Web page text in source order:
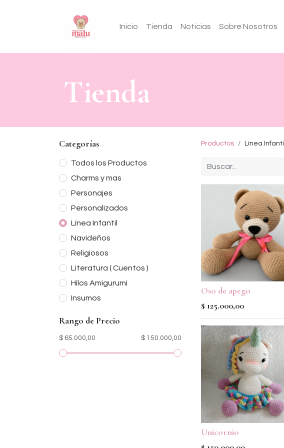
Inicio Tienda Noticias Sobre Nosotros
Tien​da
Categorías
Todos los Productos
Charms y mas
Personajes
Personalizados
Línea Infantil
Navideños
Religiosos
Literatura ( Cuentos )
Hilos Amigurumi
Insumos
Rango de Precio
$ 65.000,00 $ 150.000,00
Productos Línea Infantil
Oso de apego
$ 125.000,00
Unicornio